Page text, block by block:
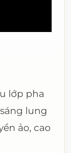
lớp pha
lung
ảo, cao